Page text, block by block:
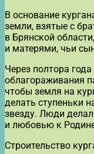
В основание
земли, взятые с
в Брянской
и матерями, чьи
Через полтора
облагораживания
чтобы земля на
делать ступеньки
звезду. Люди
и любовью к
Строительство